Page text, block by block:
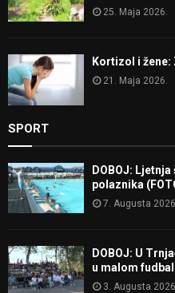
25. Maja 2026.
Kortizol i
21. Maja 2026.
SPORT
DOBOJ:
polaznika
7. Augusta 2026.
DOBOJ: U
u malom
3. Augusta